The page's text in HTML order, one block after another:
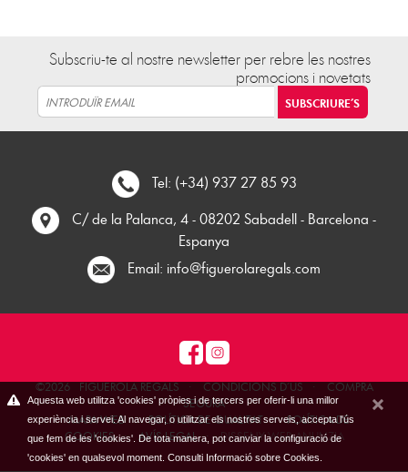
Aquesta web utilitza 'cookies' pròpies i de tercers per oferir-li una millor
experiència i servei. Al navegar, o utilitzar els nostres serveis, accepta l'ús
que fem de les 'cookies'. De tota manera, pot canviar la configuració de
'cookies' en qualsevol moment. Consulti Informació sobre Cookies.
Subscriu-te al nostre newsletter per rebre les nostres
promocions i novetats
Tel: (+34) 937 27 85 93
C/ de la Palanca, 4 - 08202 Sabadell - Barcelona -
Espanya
Email: info@figuerolaregals.com
©2026 FIGUEROLA REGALS · CONDICIONS D´US ·
COMPRA
SEGURA
MAPA WEB · POLÍTICA DE QUALITAT ·
POLÍTICA DE
COOKIES · AVÍS LEGAL · DISSENY WEB ANUNZIA